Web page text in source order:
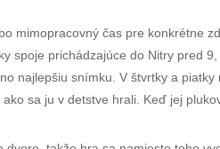
mimopracovný čas pre konkrétne
spoje prichádzajúce do Nitry pred
najlepšiu snímku. V štvrtky a
sa ju v detstve hrali. Keď jej